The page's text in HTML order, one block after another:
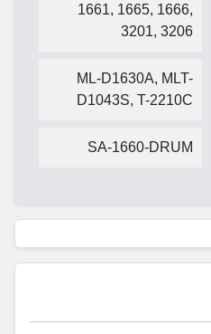
1661, 1665, 1666,
3201, 3206
ML-D1630A, MLT-
D1043S, T-2210C
SA-1660-DRUM